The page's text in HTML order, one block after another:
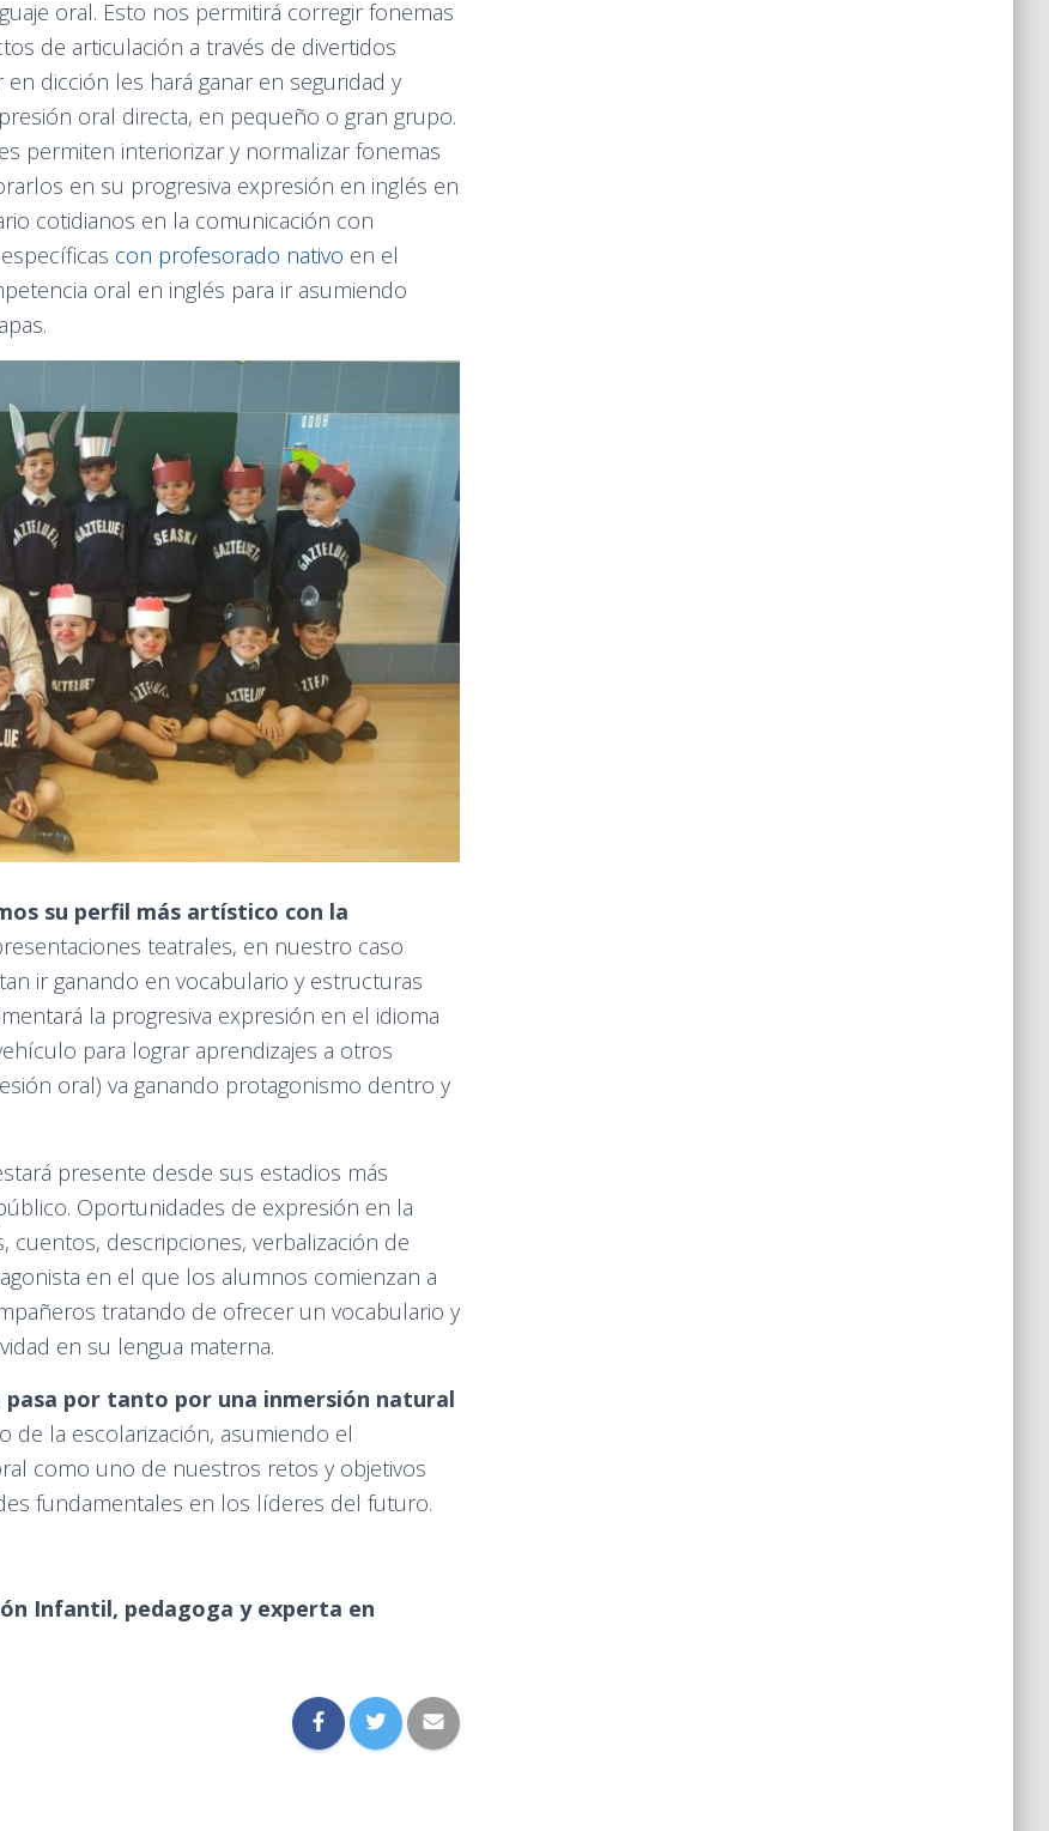
oral. Esto nos permitirá corregir fonemas
de articulación a través de divertidos
dicción les hará ganar en seguridad y
oral directa, en pequeño o gran grupo.
permiten interiorizar y normalizar fonemas
en su progresiva expresión en inglés en
cotidianos en la comunicación con
con profesorado nativo en el
oral en inglés para ir asumiendo
su perfil más artístico con la
teatrales, en nuestro caso
ir ganando en vocabulario y estructuras
la progresiva expresión en el idioma
para lograr aprendizajes a otros
oral) va ganando protagonismo dentro y
presente desde sus estadios más
Oportunidades de expresión en la
cuentos, descripciones, verbalización de
en el que los alumnos comienzan a
tratando de ofrecer un vocabulario y
en su lengua materna.
por tanto por una inmersión natural
de la escolarización, asumiendo el
como uno de nuestros retos y objetivos
fundamentales en los líderes del futuro.
Infantil, pedagoga y experta en